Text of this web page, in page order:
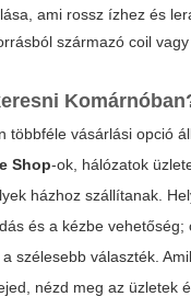
ami rossz ízhez és
származó coil
többféle vásárlási opció
Shop-ok, hálózatok
házhoz szállítanak.
és a kézbe vehetőség;
szélesebb választék.
nézd meg az üzletek